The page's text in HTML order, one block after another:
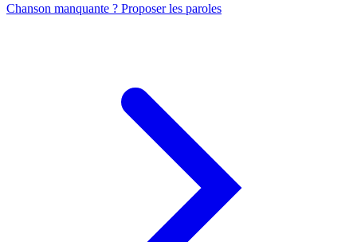
Chanson manquante ? Proposer les paroles